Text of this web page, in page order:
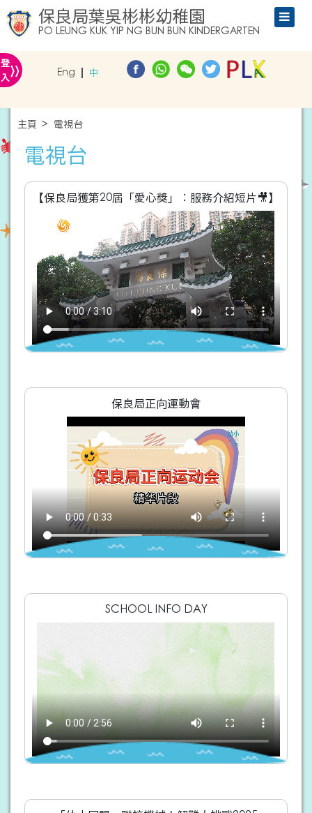
保良局葉吳彬彬幼稚園
PO LEUNG KUK YIP NG BUN BUN KINDERGARTEN
登
入» Eng 中
主頁 電視台
電視台
【保良局獲第20屆「愛心獎」︰服務介紹短片🎥】
保良局正向運動會
SCHOOL INFO DAY